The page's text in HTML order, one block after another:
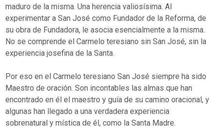
maduro de la misma. Una herencia valiosísima. Al
experimentar a San José como Fundador de la Reforma, de
su obra de Fundadora, le asocia esencialmente a la misma.
No se comprende el Carmelo teresiano sin San José, sin la
experiencia josefina de la Santa.
Por eso en el Carmelo teresiano San José siempre ha sido
Maestro de oración. Son incontables las almas que han
encontrado en él el maestro y guía de su camino oracional, y
algunas han llegado a una verdadera experiencia
sobrenatural y mística de él, como la Santa Madre.